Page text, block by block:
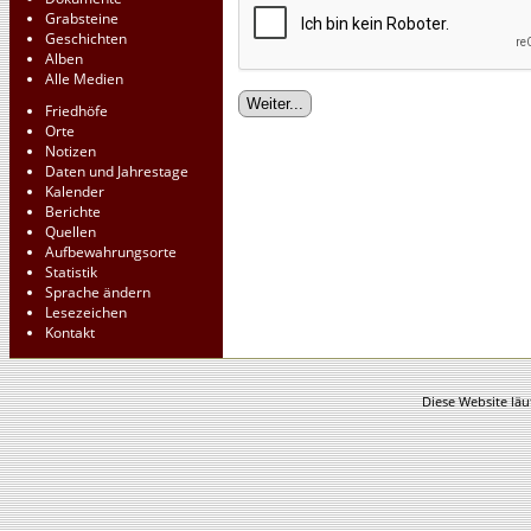
Grabsteine
Geschichten
Alben
Alle Medien
Friedhöfe
Orte
Notizen
Daten und Jahrestage
Kalender
Berichte
Quellen
Aufbewahrungsorte
Statistik
Sprache ändern
Lesezeichen
Kontakt
Diese Website